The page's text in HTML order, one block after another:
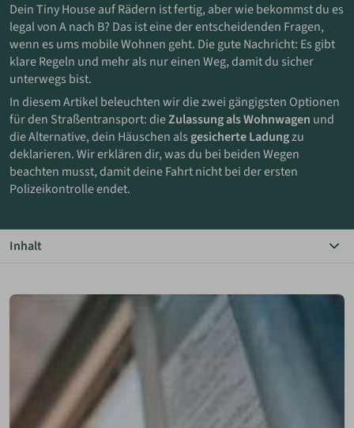
ZUM HAUS-FINDER
ANMELDEN
Dein Tiny House auf Rädern ist fertig, aber wie bekommst du es
legal von A nach B? Das ist eine der entscheidenden Fragen,
wenn es ums mobile Wohnen geht. Die gute Nachricht: Es gibt
klare Regeln und mehr als nur einen Weg, damit du sicher
unterwegs bist.
In diesem Artikel beleuchten wir die zwei gängigsten Optionen
für den Straßentransport: dieZulassung als Wohnwagen und
die Alternative, dein Häuschen als gesicherte Ladungzu
deklarieren. Wir erklären dir, was du bei beiden Wegen
beachten musst, damit deine Fahrt nicht bei der ersten
Polizeikontrolle endet.
Inhalt
Zertifizierung als Ladung
Weiterführende Informationen